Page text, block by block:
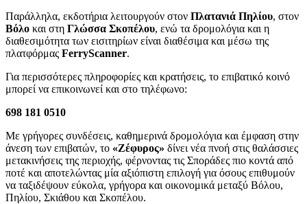
Παράλληλα, εκδοτήρια λειτουργούν στον Πλατανιά Πηλίου, στον
Βόλο και στη Γλώσσα Σκοπέλου, ενώ τα δρομολόγια και η
διαθεσιμότητα των εισιτηρίων είναι διαθέσιμα και μέσω της
πλατφόρμας FerryScanner.
Για περισσότερες πληροφορίες και κρατήσεις, το επιβατικό κοινό
μπορεί να επικοινωνεί και στο τηλέφωνο:
698 181 0510
Με γρήγορες συνδέσεις, καθημερινά δρομολόγια και έμφαση στην
άνεση των επιβατών, το «Ζέφυρος» δίνει νέα πνοή στις θαλάσσιες
μετακινήσεις της περιοχής, φέρνοντας τις Σποράδες πιο κοντά από
ποτέ και αποτελώντας μία αξιόπιστη επιλογή για όσους επιθυμούν
να ταξιδέψουν εύκολα, γρήγορα και οικονομικά μεταξύ Βόλου,
Πηλίου, Σκιάθου και Σκοπέλου.